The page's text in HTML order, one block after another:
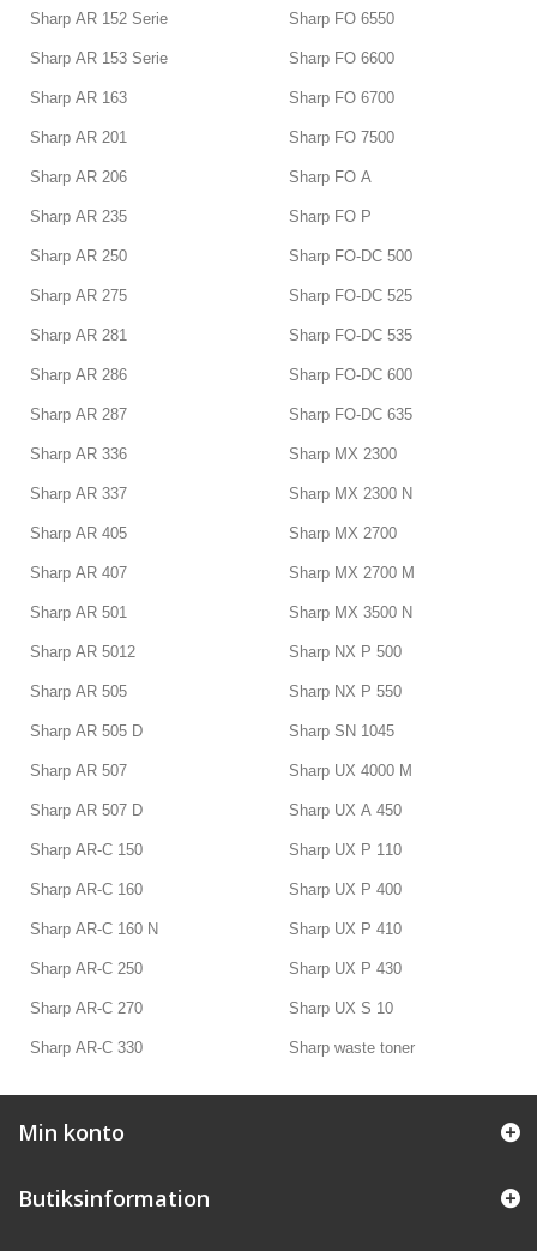
Sharp AR 152 Serie
Sharp AR 153 Serie
Sharp AR 163
Sharp AR 201
Sharp AR 206
Sharp AR 235
Sharp AR 250
Sharp AR 275
Sharp AR 281
Sharp AR 286
Sharp AR 287
Sharp AR 336
Sharp AR 337
Sharp AR 405
Sharp AR 407
Sharp AR 501
Sharp AR 5012
Sharp AR 505
Sharp AR 505 D
Sharp AR 507
Sharp AR 507 D
Sharp AR-C 150
Sharp AR-C 160
Sharp AR-C 160 N
Sharp AR-C 250
Sharp AR-C 270
Sharp AR-C 330
Sharp FO 6550
Sharp FO 6600
Sharp FO 6700
Sharp FO 7500
Sharp FO A
Sharp FO P
Sharp FO-DC 500
Sharp FO-DC 525
Sharp FO-DC 535
Sharp FO-DC 600
Sharp FO-DC 635
Sharp MX 2300
Sharp MX 2300 N
Sharp MX 2700
Sharp MX 2700 M
Sharp MX 3500 N
Sharp NX P 500
Sharp NX P 550
Sharp SN 1045
Sharp UX 4000 M
Sharp UX A 450
Sharp UX P 110
Sharp UX P 400
Sharp UX P 410
Sharp UX P 430
Sharp UX S 10
Sharp waste toner
Min konto
Butiksinformation